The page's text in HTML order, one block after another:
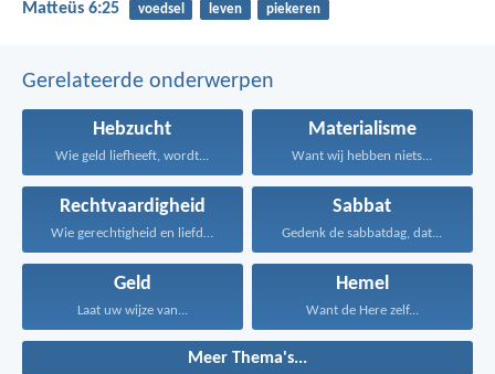
Matteüs 6:25 voedsel leven piekeren
Gerelateerde onderwerpen
Hebzucht
Wie geld liefheeft, wordt...
Materialisme
Want wij hebben niets...
Rechtvaardigheid
Wie gerechtigheid en liefde...
Sabbat
Gedenk de sabbatdag, dat...
Geld
Laat uw wijze van...
Hemel
Want de Here zelf...
Meer Thema's...